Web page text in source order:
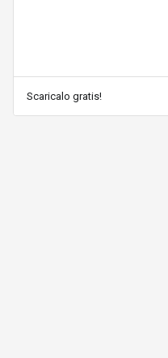
Scaricalo gratis!